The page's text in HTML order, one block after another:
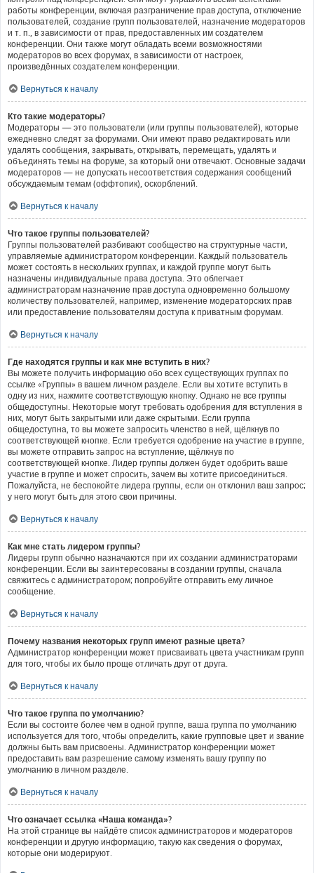
работы конференции, включая разграничение прав доступа, отключение
пользователей, создание групп пользователей, назначение модераторов
и т. п., в зависимости от прав, предоставленных им создателем
конференции. Они также могут обладать всеми возможностями
модераторов во всех форумах, в зависимости от настроек,
произведённых создателем конференции.
Вернуться к началу
Кто такие модераторы?
Модераторы — это пользователи (или группы пользователей), которые
ежедневно следят за форумами. Они имеют право редактировать или
удалять сообщения, закрывать, открывать, перемещать, удалять и
объединять темы на форуме, за который они отвечают. Основные задачи
модераторов — не допускать несоответствия содержания сообщений
обсуждаемым темам (оффтопик), оскорблений.
Вернуться к началу
Что такое группы пользователей?
Группы пользователей разбивают сообщество на структурные части,
управляемые администратором конференции. Каждый пользователь
может состоять в нескольких группах, и каждой группе могут быть
назначены индивидуальные права доступа. Это облегчает
администраторам назначение прав доступа одновременно большому
количеству пользователей, например, изменение модераторских прав
или предоставление пользователям доступа к приватным форумам.
Вернуться к началу
Где находятся группы и как мне вступить в них?
Вы можете получить информацию обо всех существующих группах по
ссылке «Группы» в вашем личном разделе. Если вы хотите вступить в
одну из них, нажмите соответствующую кнопку. Однако не все группы
общедоступны. Некоторые могут требовать одобрения для вступления в
них, могут быть закрытыми или даже скрытыми. Если группа
общедоступна, то вы можете запросить членство в ней, щёлкнув по
соответствующей кнопке. Если требуется одобрение на участие в группе,
вы можете отправить запрос на вступление, щёлкнув по
соответствующей кнопке. Лидер группы должен будет одобрить ваше
участие в группе и может спросить, зачем вы хотите присоединиться.
Пожалуйста, не беспокойте лидера группы, если он отклонил ваш запрос;
у него могут быть для этого свои причины.
Вернуться к началу
Как мне стать лидером группы?
Лидеры групп обычно назначаются при их создании администраторами
конференции. Если вы заинтересованы в создании группы, сначала
свяжитесь с администратором; попробуйте отправить ему личное
сообщение.
Вернуться к началу
Почему названия некоторых групп имеют разные цвета?
Администратор конференции может присваивать цвета участникам групп
для того, чтобы их было проще отличать друг от друга.
Вернуться к началу
Что такое группа по умолчанию?
Если вы состоите более чем в одной группе, ваша группа по умолчанию
используется для того, чтобы определить, какие групповые цвет и звание
должны быть вам присвоены. Администратор конференции может
предоставить вам разрешение самому изменять вашу группу по
умолчанию в личном разделе.
Вернуться к началу
Что означает ссылка «Наша команда»?
На этой странице вы найдёте список администраторов и модераторов
конференции и другую информацию, такую как сведения о форумах,
которые они модерируют.